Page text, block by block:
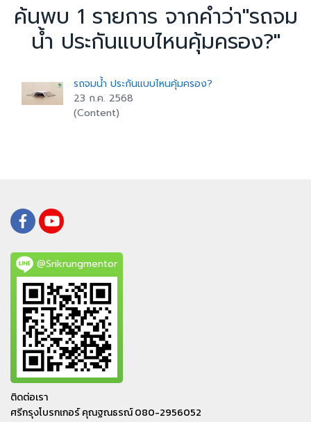
ค้นพบ 1 รายการ จากคำว่า"รถจม
น้ำ ประกันแบบไหนคุ้มครอง?"
รถจมน้ำ ประกันแบบไหนคุ้มครอง?
23 ก.ค. 2568
(Content)
@Srikrungmentor
ติดต่อเรา
ศรีกรุงโบรกเกอร์ คุณฐณธรณ์ 080-2956052